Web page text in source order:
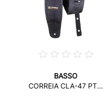
BASSO
CORREIA CLA-47 PT...